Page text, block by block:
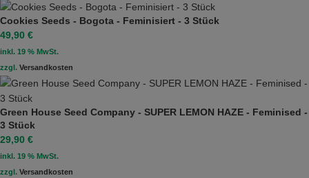
Cookies Seeds - Bogota - Feminisiert - 3 Stück
49,90 €
inkl. 19 % MwSt.
zzgl. Versandkosten
Green House Seed Company - SUPER LEMON HAZE - Feminised -
3 Stück
29,90 €
inkl. 19 % MwSt.
zzgl. Versandkosten